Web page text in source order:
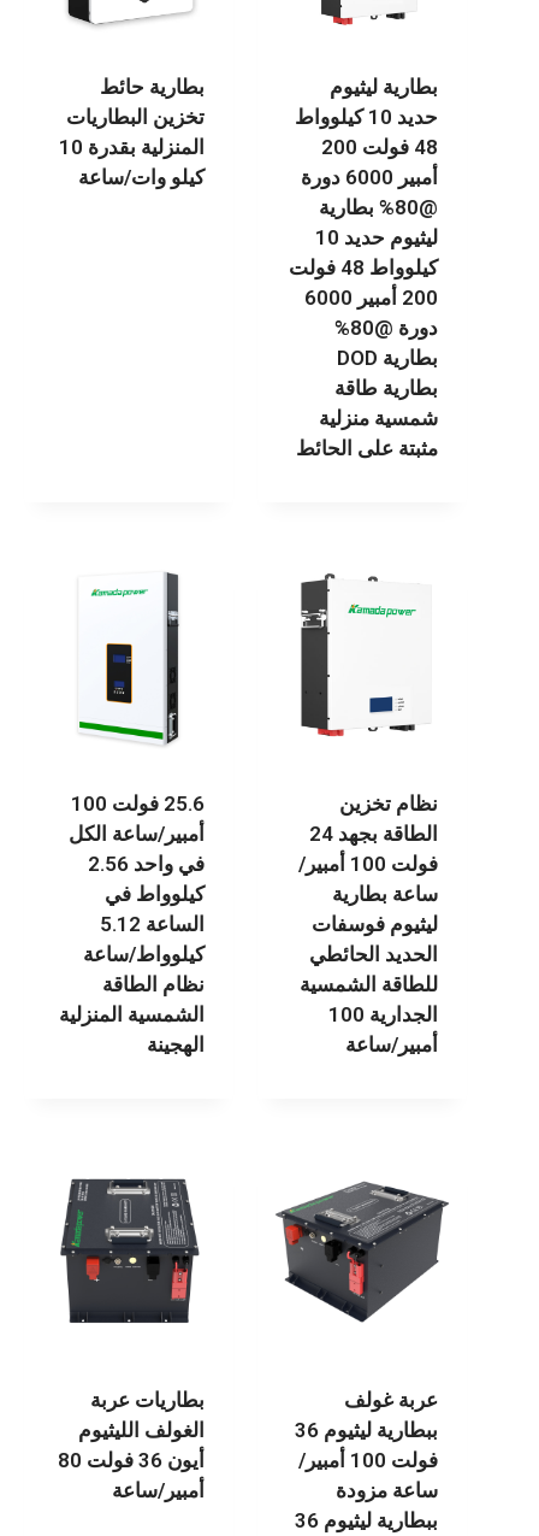
بطارية ليثيوم
حديد 10 كيلوواط
48 فولت 200
أمبير 6000 دورة
@80% بطارية
ليثيوم حديد 10
كيلوواط 48 فولت
200 أمبير 6000
دورة @80%
بطارية DOD
بطارية طاقة
شمسية منزلية
مثبتة على الحائط
بطارية حائط
تخزين البطاريات
المنزلية بقدرة 10
كيلو وات/ساعة
نظام تخزين
الطاقة بجهد 24
فولت 100 أمبير/
ساعة بطارية
ليثيوم فوسفات
الحديد الحائطي
للطاقة الشمسية
الجدارية 100
أمبير/ساعة
25.6 فولت 100
أمبير/ساعة الكل
في واحد 2.56
كيلوواط في
الساعة 5.12
كيلوواط/ساعة
نظام الطاقة
الشمسية المنزلية
الهجينة
عربة غولف
ببطارية ليثيوم 36
فولت 100 أمبير/
ساعة مزودة
ببطارية ليثيوم 36
بطاريات عربة
الغولف الليثيوم
أيون 36 فولت 80
أمبير/ساعة